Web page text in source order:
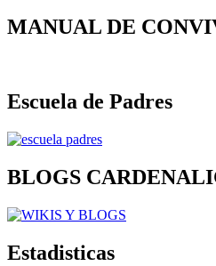
MANUAL DE
Escuela de Padres
BLOGS
Estadisticas